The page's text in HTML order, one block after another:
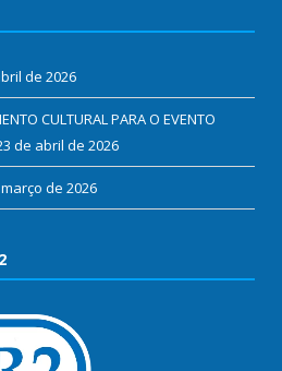
de 2026
CULTURAL PARA O EVENTO
de abril de 2026
de 2026